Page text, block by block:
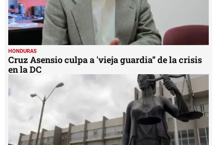
HONDURAS
Cruz Asensio culpa a 'vieja guardia” de la crisis
en la DC